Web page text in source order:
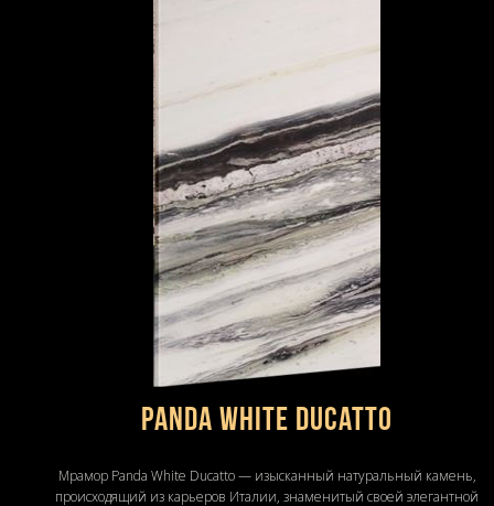
Panda White Ducatto
Мрамор Panda White Ducatto — изысканный натуральный камень,
происходящий из карьеров Италии, знаменитый своей элегантной